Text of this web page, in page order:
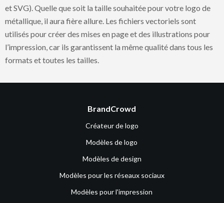
et SVG). Quelle que soit la taille souhaitée pour votre logo de
métallique, il aura fière allure. Les fichiers vectoriels sont
utilisés pour créer des mises en page et des illustrations pour
l’impression, car ils garantissent la même qualité dans tous les
formats et toutes les tailles.
BrandCrowd
Créateur de logo
Modèles de logo
Modèles de design
Modèles pour les réseaux sociaux
Modèles pour l'impression